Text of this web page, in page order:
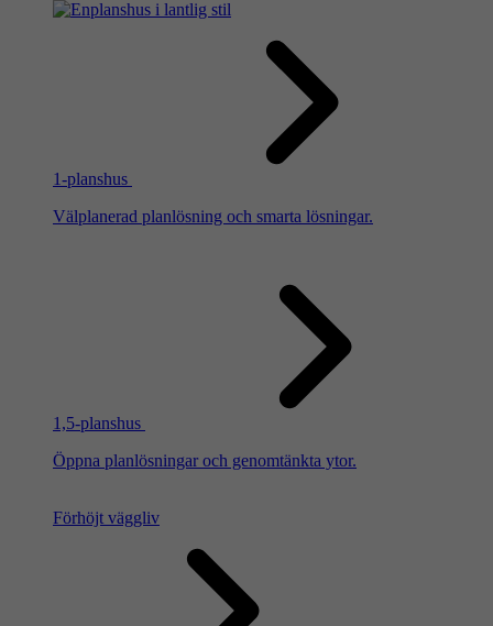
1-planshus
Välplanerad planlösning och smarta lösningar.
1,5-planshus
Öppna planlösningar och genomtänkta ytor.
Förhöjt väggliv